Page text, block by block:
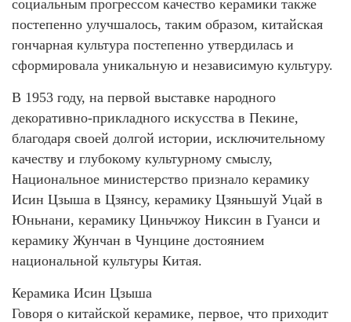
социальным прогрессом качество керамики также
постепенно улучшалось, таким образом, китайская
гончарная культура постепенно утвердилась и
сформировала уникальную и независимую культуру.
В 1953 году, на первой выставке народного
декоративно-прикладного искусства в Пекине,
благодаря своей долгой истории, исключительному
качеству и глубокому культурному смыслу,
Национальное министерство признало керамику
Исин Цзыша в Цзянсу, керамику Цзяньшуй Уцай в
Юньнани, керамику Циньчжоу Никсин в Гуанси и
керамику Жунчан в Чунцине достоянием
национальной культуры Китая.
Керамика Исин Цзыша
Говоря о китайской керамике, первое, что приходит